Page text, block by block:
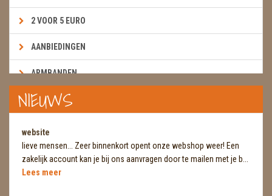
2 VOOR 5 EURO
AANBIEDINGEN
ARMBANDEN
BOEKEN & KAARTEN E.A.R.T.H.
BROEKZAKSTENEN
CADEAUBONNEN
NIEUWS
website
lieve mensen... Zeer binnenkort opent onze webshop weer! Een
zakelijk account kan je bij ons aanvragen door te mailen met je b...
Lees meer